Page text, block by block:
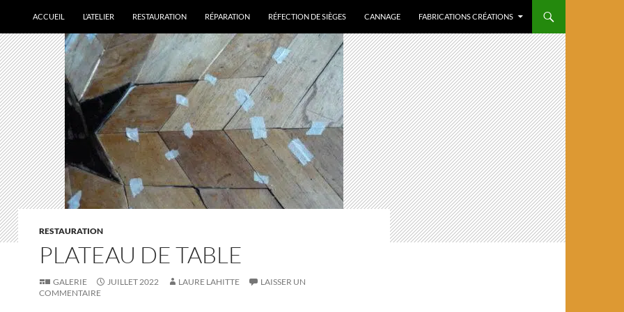
ACCUEIL L’ATELIER RESTAURATION RÉPARATION RÉFECTION DE SIÈGES CANNAGE FABRICATIONS CRÉATIONS
RESTAURATION
PLATEAU DE TABLE
GALERIE JUILLET 2022 LAURE LAHITTE
LAISSER UN
COMMENTAIRE